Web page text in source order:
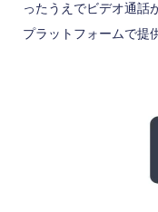
ったうえでビデオ通話
プラットフォームで提